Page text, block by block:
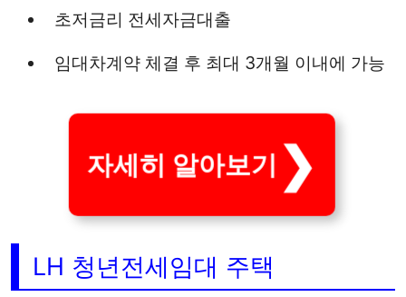
초저금리 전세자금대출
임대차계약 체결 후 최대 3개월 이내에 가능
자세히 알아보기
LH 청년전세임대 주택